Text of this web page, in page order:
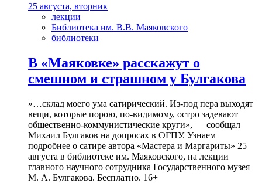
25 августа, вторник
лекции
Библиотека им. В.В. Маяковского
библиотеки
В «Маяковке» расскажут о
смешном и страшном у Булгакова
»…склад моего ума сатирический. Из-под пера выходят
вещи, которые порою, по-видимому, остро задевают
общественно-коммунистические круги», — сообщал
Михаил Булгаков на допросах в ОГПУ. Узнаем
подробнее о сатире автора «Мастера и Маргариты» 25
августа в библиотеке им. Маяковского, на лекции
главного научного сотрудника Государственного музея
М. А. Булгакова. Бесплатно. 16+